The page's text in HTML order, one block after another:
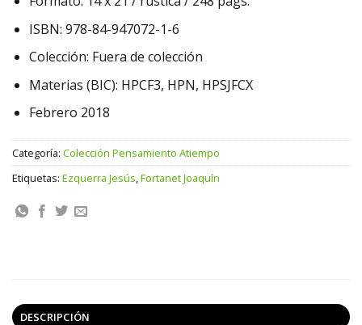
ISBN: 978-84-947072-1-6
Colección: Fuera de colección
Materias (BIC): HPCF3, HPN, HPSJFCX
Febrero 2018
Categoría: Colección Pensamiento Atiempo
Etiquetas: Ezquerra Jesús,Fortanet Joaquín
DESCRIPCIÓN